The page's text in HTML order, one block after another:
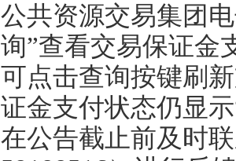
公共资源交易集团
询”查看交易保证金
可点击查询按键刷
证金支付状态仍显示
在公告截止前及时